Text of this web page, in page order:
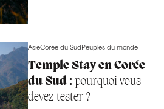
AsieCorée du SudPeuples du monde
Temple Stay en Corée
du Sud :pourquoi vous
devez tester ?